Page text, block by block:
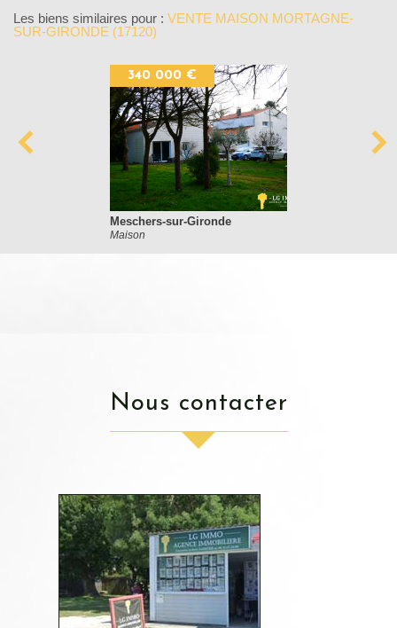
Les biens similaires pour : VENTE MAISON MORTAGNE-
SUR-GIRONDE (17120)
340 000 €
Meschers-sur-Gironde
Maison
nous contacter